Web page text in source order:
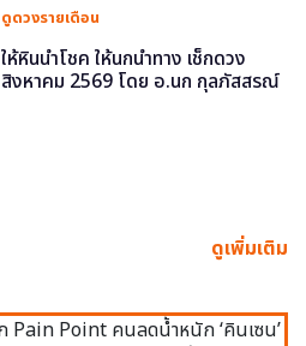
ดูดวงรายเดือน
ให้หินนำโชค ให้นกนำทาง เช็กดวง
สิงหาคม 2569 โดย อ.นก กุลภัสสรณ์
ดูเพิ่มเติม